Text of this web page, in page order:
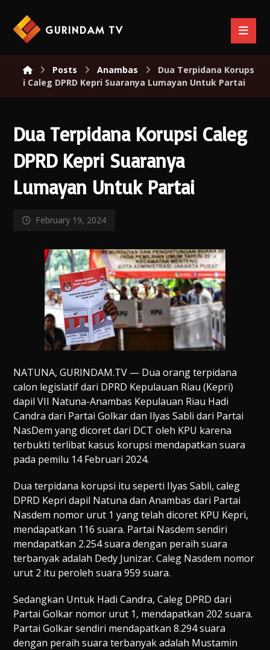
GURINDAM TV
Posts Anambas
Dua Terpidana Korups
i Caleg DPRD Kepri Suaranya Lumayan Untuk Partai
Dua Terpidana Korupsi Caleg
DPRD Kepri Suaranya
Lumayan Untuk Partai
February 19, 2024
NATUNA, GURINDAM.TV — Dua orang terpidana
calon legislatif dari DPRD Kepulauan Riau (Kepri)
dapil VII Natuna-Anambas Kepulauan Riau Hadi
Candra dari Partai Golkar dan Ilyas Sabli dari Partai
NasDem yang dicoret dari DCT oleh KPU karena
terbukti terlibat kasus korupsi mendapatkan suara
pada pemilu 14 Februari 2024.
Dua terpidana korupsi itu seperti Ilyas Sabli, caleg
DPRD Kepri dapil Natuna dan Anambas dari Partai
Nasdem nomor urut 1 yang telah dicoret KPU Kepri,
mendapatkan 116 suara. Partai Nasdem sendiri
mendapatkan 2.254 suara dengan peraih suara
terbanyak adalah Dedy Junizar. Caleg Nasdem nomor
urut 2 itu peroleh suara 959 suara.
Sedangkan Untuk Hadi Candra, Caleg DPRD dari
Partai Golkar nomor urut 1, mendapatkan 202 suara.
Partai Golkar sendiri mendapatkan 8.294 suara
dengan peraih suara terbanyak adalah Mustamin